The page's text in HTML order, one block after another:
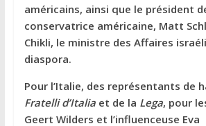
américains, ainsi que le président
conservatrice américaine, Matt
Chikli, le ministre des Affaires
diaspora.
Pour l’Italie, des représentants de
Fratelli d’Italiaet de la Lega, pour
Geert Wilders et l’influenceuse Eva